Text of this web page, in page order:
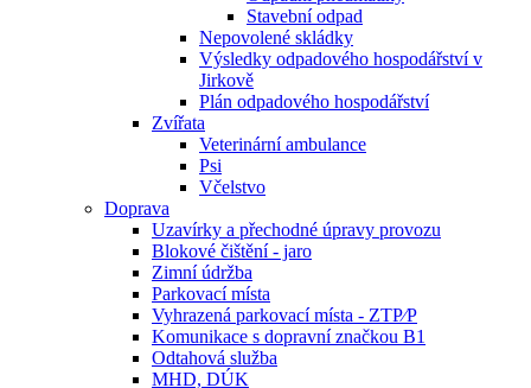
Stavební odpad
Nepovolené skládky
Výsledky odpadového hospodářství v
Jirkově
Plán odpadového hospodářství
Zvířata
Veterinární ambulance
Psi
Včelstvo
Doprava
Uzavírky a přechodné úpravy provozu
Blokové čištění - jaro
Zimní údržba
Parkovací místa
Vyhrazená parkovací místa - ZTP⁄P
Komunikace s dopravní značkou B1
Odtahová služba
MHD, DÚK